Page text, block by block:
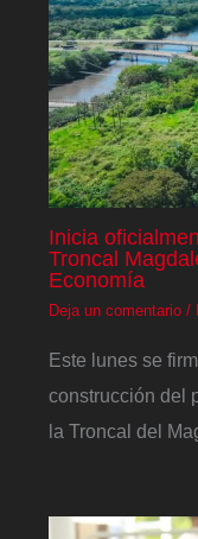
Inicia
Troncal
Economía
Deja un comentario /
Este lunes se
construcción del
la Troncal del